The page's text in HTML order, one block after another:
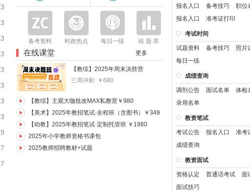
备考资料 时政热点 每日一练 砖 题 库
在线课堂 更多
【教综】2025年周末决胜营
三周冲刺 ￥680
【教综】主观大咖批改MAX私教营￥980
【美术】2025年教招笔试·全程班（含图书）￥349
【幼教】2025年教招笔试·定制托管班 ￥1980
2025年小学教师资格书课包
2025教师招聘教材+试题
报名入口 备考技巧
职位
报名入口
准考证打印
考试时间
试题资料 备考技巧
照片
每日一练
成绩查询
调剂公告 面试名单
体检
录用名单
教资笔试
考试公告 报名入口
准考
成绩查询
教资面试
资格认定 普通话考试
面
面试技巧